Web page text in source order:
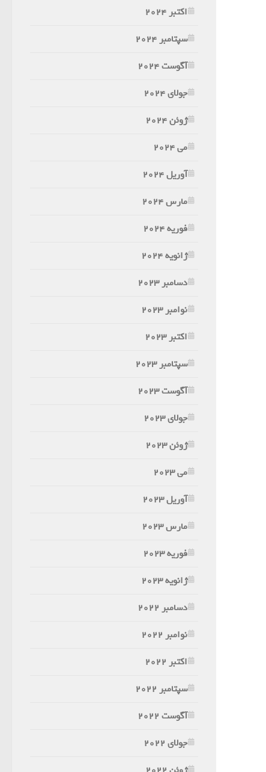
اکتبر 2024
سپتامبر 2024
آگوست 2024
جولای 2024
ژوئن 2024
می 2024
آوریل 2024
مارس 2024
فوریه 2024
ژانویه 2024
دسامبر 2023
نوامبر 2023
اکتبر 2023
سپتامبر 2023
آگوست 2023
جولای 2023
ژوئن 2023
می 2023
آوریل 2023
مارس 2023
فوریه 2023
ژانویه 2023
دسامبر 2022
نوامبر 2022
اکتبر 2022
سپتامبر 2022
آگوست 2022
جولای 2022